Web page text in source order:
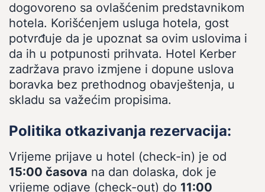
dogovoreno sa ovlašćenim predstavnikom
hotela. Korišćenjem usluga hotela, gost
potvrđuje da je upoznat sa ovim uslovima i
da ih u potpunosti prihvata. Hotel Kerber
zadržava pravo izmjene i dopune uslova
boravka bez prethodnog obavještenja, u
skladu sa važećim propisima.
Politika otkazivanja rezervacija:
Vrijeme prijave u hotel (check-in) je od
15:00 časova na dan dolaska, dok je
vrijeme odjave (check-out) do 11:00